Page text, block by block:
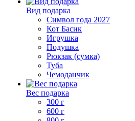
Вид подарка
Символ года 2027
Кот Басик
Игрушка
Подушка
Рюкзак (сумка)
Туба
Чемоданчик
Вес подарка
300 г
600 г